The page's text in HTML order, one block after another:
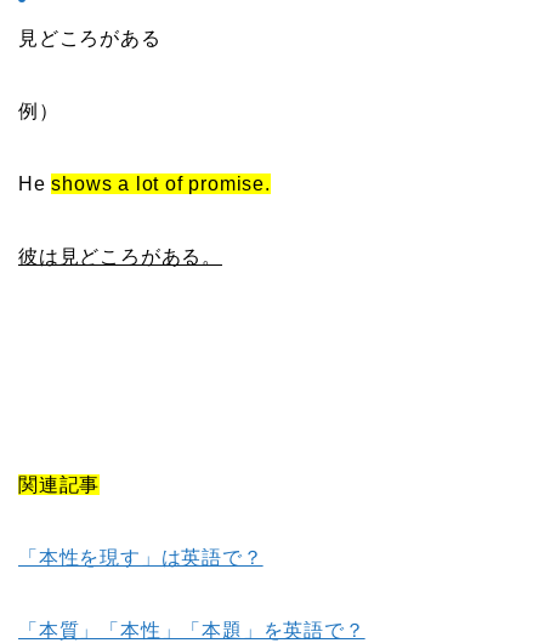
見どころがある
例）
Heshows a lot of promise.
彼は見どころがある。
関連記事
「本性を現す」は英語で？
「本質」「本性」「本題」を英語で？